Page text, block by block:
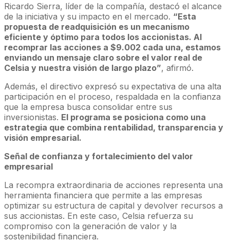
Ricardo Sierra, líder de la compañía, destacó el alcance
de la iniciativa y su impacto en el mercado. “Esta
propuesta de readquisición es un mecanismo
eficiente y óptimo para todos los accionistas. Al
recomprar las acciones a $9.002 cada una, estamos
enviando un mensaje claro sobre el valor real de
Celsia y nuestra visión de largo plazo”, afirmó.
Además, el directivo expresó su expectativa de una alta
participación en el proceso, respaldada en la confianza
que la empresa busca consolidar entre sus
inversionistas. El programa se posiciona como una
estrategia que combina rentabilidad, transparencia y
visión empresarial.
Señal de confianza y fortalecimiento del valor
empresarial
La recompra extraordinaria de acciones representa una
herramienta financiera que permite a las empresas
optimizar su estructura de capital y devolver recursos a
sus accionistas. En este caso, Celsia refuerza su
compromiso con la generación de valor y la
sostenibilidad financiera.